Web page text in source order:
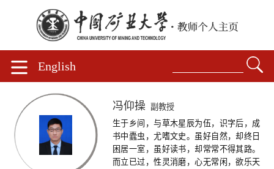
English
冯仰操
副教授
生于乡间，与草木星辰为伍，识字后，成
书中蠹虫，尤嗜文史。虽好自然，却终日
困居一室，虽好读书，却常常不得其路。
而立已过，性灵消磨，心无常闲，欲乐天